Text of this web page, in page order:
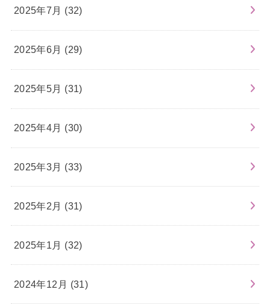
2025年7月 (32)
2025年6月 (29)
2025年5月 (31)
2025年4月 (30)
2025年3月 (33)
2025年2月 (31)
2025年1月 (32)
2024年12月 (31)